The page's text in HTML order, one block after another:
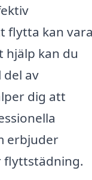
flytta kan vara
hjälp kan du
av
dig att
erbjuder
flyttstädning.